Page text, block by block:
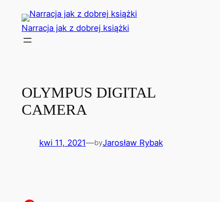
Przejdź
treści
Narracja jak z dobrej książki
OLYMPUS DIGITAL
CAMERA
kwi 11, 2021—byJarosław Rybak